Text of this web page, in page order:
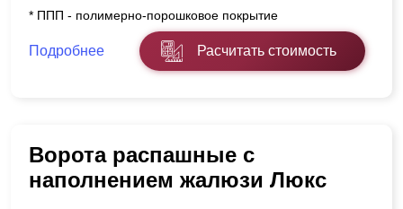
* ППП - полимерно-порошковое покрытие
Подробнее Расчитать стоимость
Ворота распашные с
наполнением жалюзи Люкс